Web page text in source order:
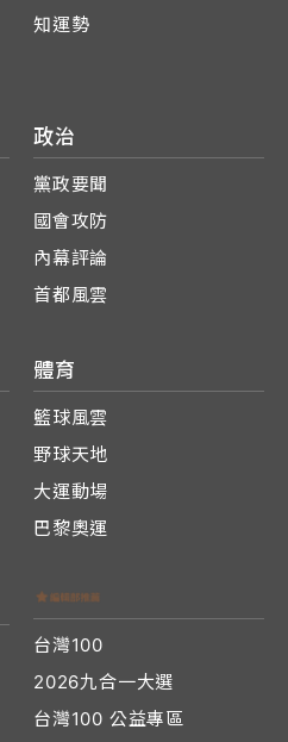
知運勢
政治
黨政要聞
國會攻防
內幕評論
首都風雲
體育
籃球風雲
野球天地
大運動場
巴黎奧運
台灣100
2026九合一大選
台灣100 公益專區